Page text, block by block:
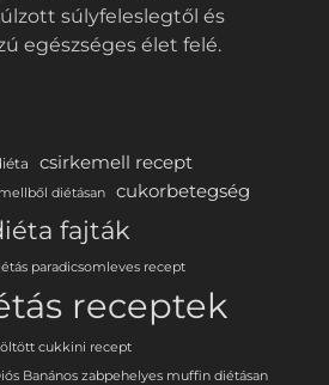
súlyfeleslegtől és
egészséges élet felé.
csirkemell recept
diétásan cukorbetegség
fajták
paradicsomleves recept
receptek
cukkini recept
Banános zabpehelyes muffin diétásan